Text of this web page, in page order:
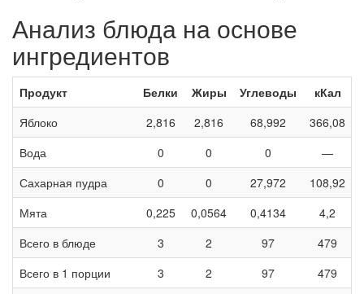
Анализ блюда на основе
ингредиентов
Продукт Белки Жиры Углеводы
кКал
Яблоко
2,816 2,816 68,992
366,08
Вода
0 0 0
—
Сахарная пудра
0 0 27,972
108,92
Мята
0,225 0,0564 0,4134
4,2
Всего в блюде
3 2 97
479
Всего в 1 порции
3 2 97
479